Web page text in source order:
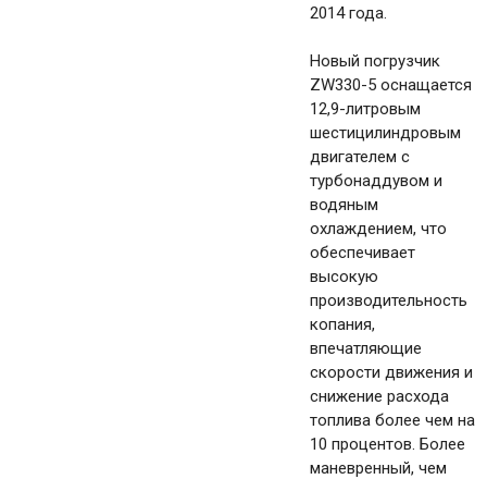
2014 года.
Новый погрузчик
ZW330-5 оснащается
12,9-литровым
шестицилиндровым
двигателем с
турбонаддувом и
водяным
охлаждением, что
обеспечивает
высокую
производительность
копания,
впечатляющие
скорости движения и
снижение расхода
топлива более чем на
10 процентов. Более
маневренный, чем